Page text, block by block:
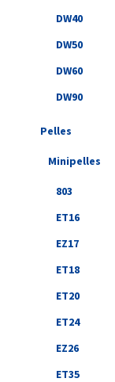
DW40
DW50
DW60
DW90
Pelles
Minipelles
803
ET16
EZ17
ET18
ET20
ET24
EZ26
ET35